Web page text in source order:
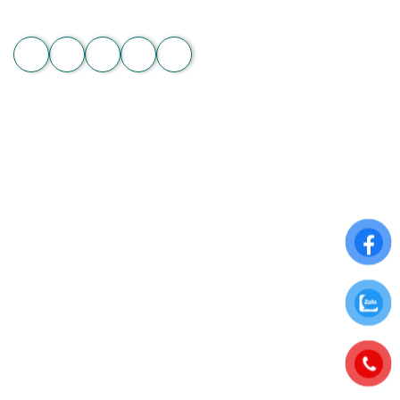
Để nhận những ưu đãi hấp dẫn từ Hoa Chân Thật, hãy đăng